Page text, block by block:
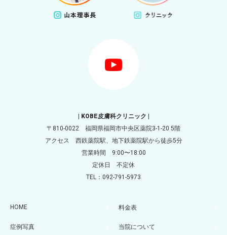
| KOBE皮膚科クリニック |
〒810-0022 福岡県福岡市中央区薬院3-1-20 5階
アクセス 西鉄薬院駅、地下鉄薬院駅から徒歩5分
営業時間 9:00〜18:00
定休日 不定休
TEL：092-791-5973
HOME 料金表
症例写真 当院について